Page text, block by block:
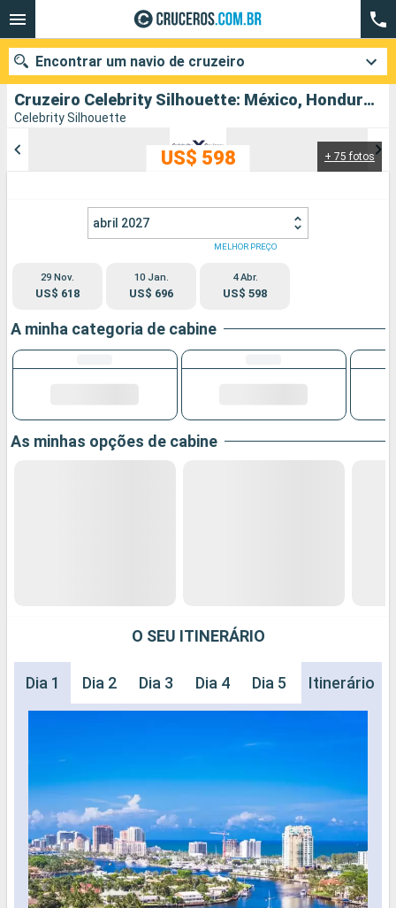
Cruzeiro Celebrity Silhouette: México, Honduras, Estados Unidos partindo de Fort Lauderdale
Celebrity Silhouette
+ 75 fotos
US$ 598
abril 2027
29 Nov.
US$ 618
10 Jan.
US$ 696
MELHOR PREÇO
4 Abr.
US$ 598
A minha categoria de cabine
As minhas opções de cabine
O SEU ITINERÁRIO
Dia 1 Dia 2 Dia 3 Dia 4 Dia 5 Dia 6 Dia
Itinerário
Encontrar um navio de cruzeiro
Companhias
Pesquisar